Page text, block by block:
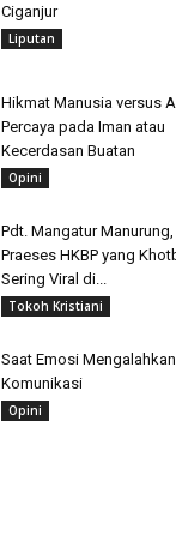
Ciganjur
Liputan
Hikmat Manusia versus
Percaya pada Iman atau
Kecerdasan Buatan
Opini
Pdt. Mangatur Manurung,
Praeses HKBP yang
Sering Viral di...
Tokoh Kristiani
Saat Emosi
Komunikasi
Opini